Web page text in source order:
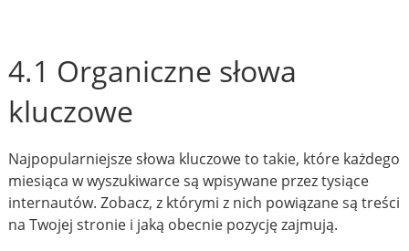
4.1 Organiczne słowa
kluczowe
Najpopularniejsze słowa kluczowe to takie, które każdego
miesiąca w wyszukiwarce są wpisywane przez tysiące
internautów. Zobacz, z którymi z nich powiązane są treści
na Twojej stronie i jaką obecnie pozycję zajmują.